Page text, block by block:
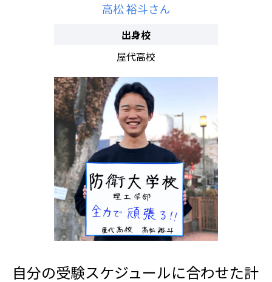
高松 裕斗さん
出身校
屋代高校
自分の受験スケジュールに合わせた計